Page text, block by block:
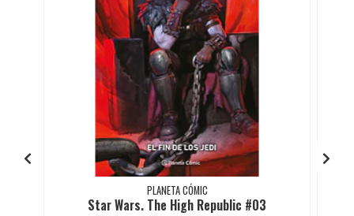
PLANETA CÓMIC
Star Wars. The High Republic #03